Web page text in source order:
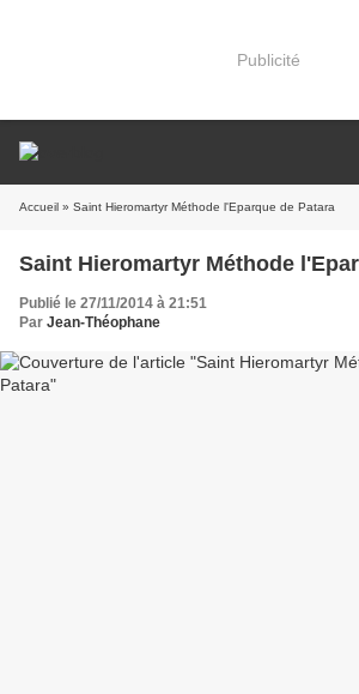
Publicité
Accueil » Saint Hieromartyr Méthode l'Eparque de Patara
Saint Hieromartyr Méthode
Publié le 27/11/2014 à 21:51
Par Jean-Théophane